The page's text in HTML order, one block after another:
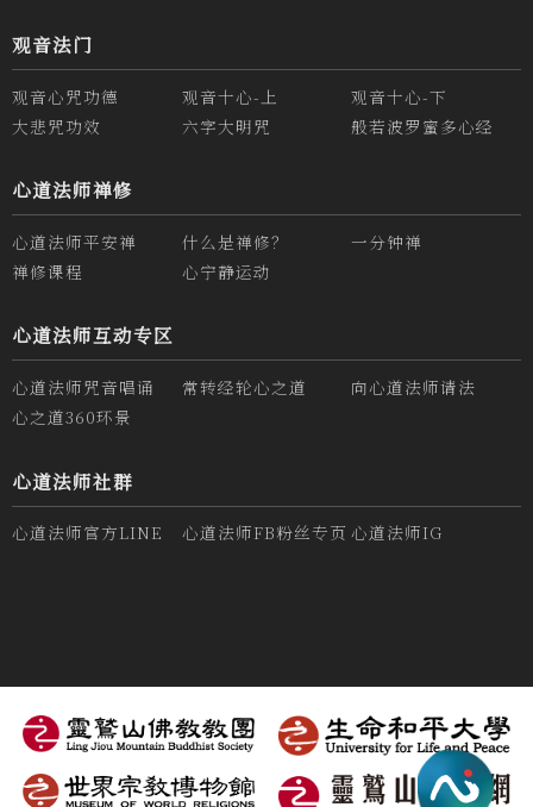
观音法门
观音心咒功德 观音十心-上
观音十心-下
大悲咒功效
六字大明咒 般若波罗蜜多心经
心道法师禅修
心道法师平安禅 什么是禅修？
一分钟禅
禅修课程
心宁静运动
心道法师互动专区
心道法师咒音唱诵 常转经轮心之道
向心道法师请法
心之道360环景
心道法师社群
心道法师官方LINE 心道法师FB粉丝专页 心道法师IG